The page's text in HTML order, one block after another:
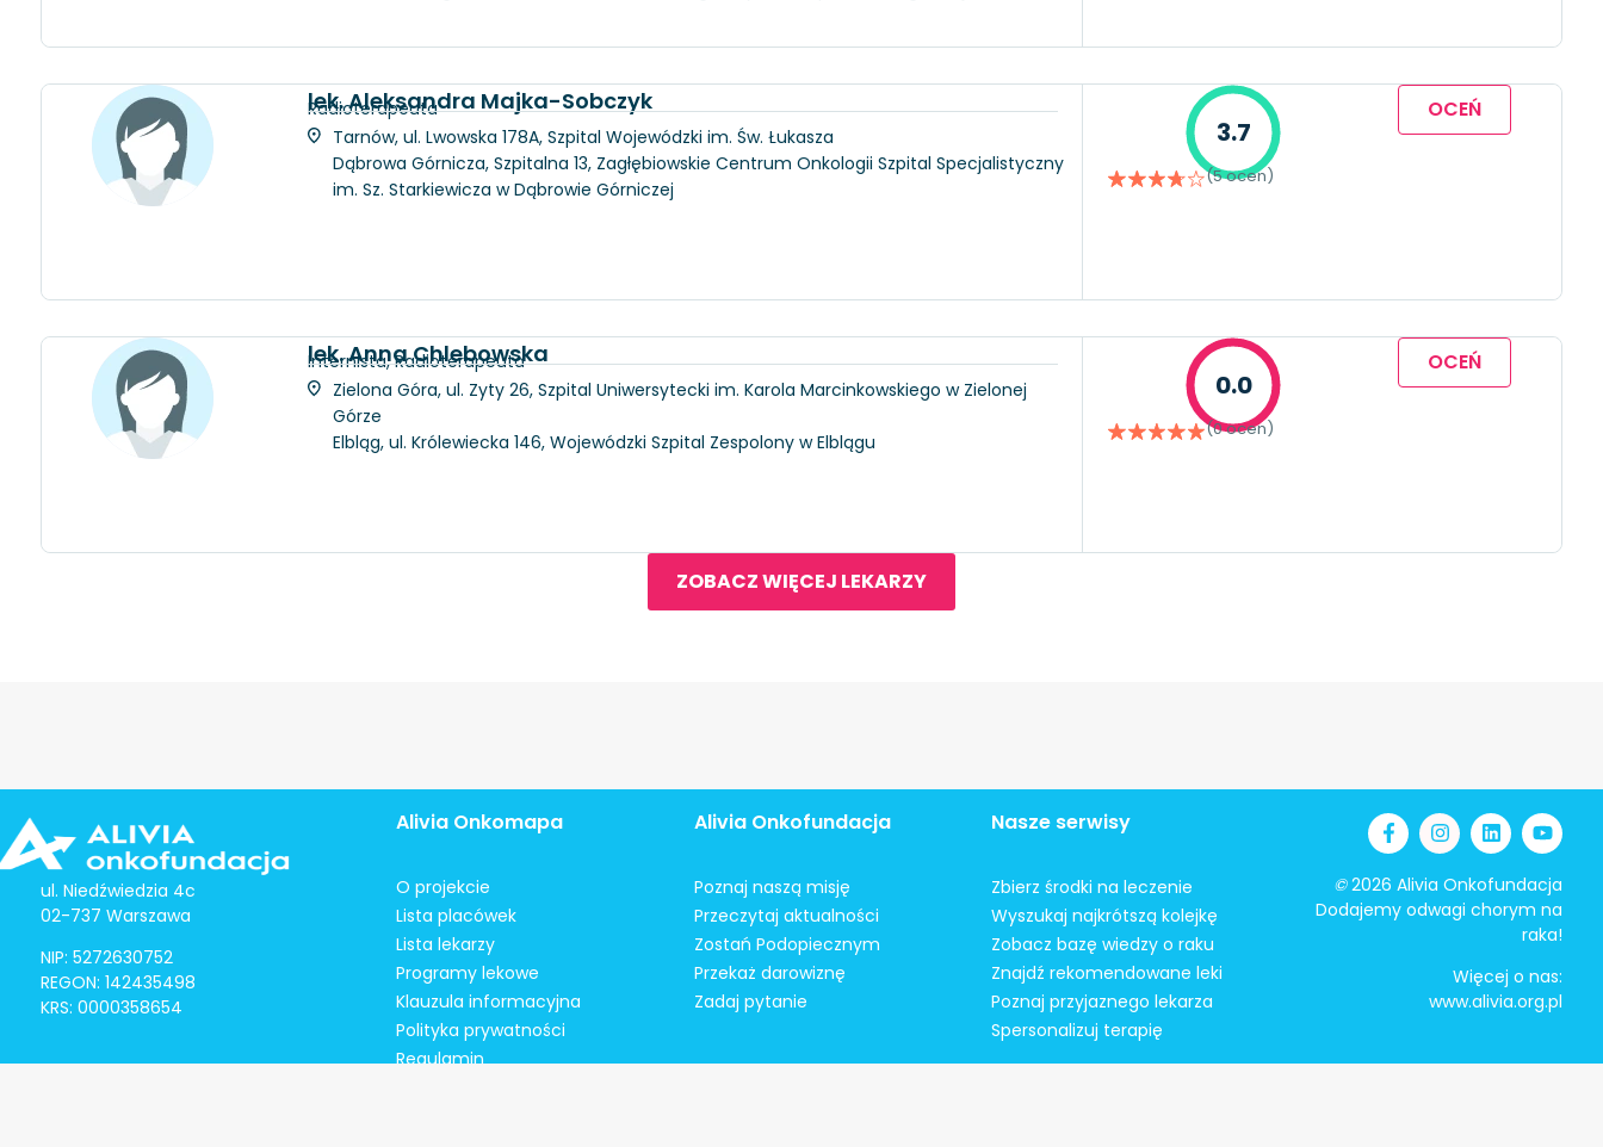
lek. Aleksandra Majka-Sobczyk
Radioterapeuta
Tarnów, ul. Lwowska 178A, Szpital Wojewódzki im. Św. Łukasza
Dąbrowa Górnicza, Szpitalna 13, Zagłębiowskie Centrum Onkologii Szpital Specjalistyczny
im. Sz. Starkiewicza w Dąbrowie Górniczej
3.7
(5 ocen)
OCEŃ
lek. Anna Chlebowska
Internista, Radioterapeuta
Zielona Góra, ul. Zyty 26, Szpital Uniwersytecki im. Karola Marcinkowskiego w Zielonej
Górze
Elbląg, ul. Królewiecka 146, Wojewódzki Szpital Zespolony w Elblągu
0.0
(0 ocen)
OCEŃ
ZOBACZ WIĘCEJ LEKARZY
ul. Niedźwiedzia 4c
02-737 Warszawa
NIP: 5272630752
REGON: 142435498
KRS: 0000358654
Alivia Onkomapa
O projekcie
Lista placówek
Lista lekarzy
Programy lekowe
Klauzula informacyjna
Polityka prywatności
Regulamin
Alivia Onkofundacja
Poznaj naszą misję
Przeczytaj aktualności
Zostań Podopiecznym
Przekaż darowiznę
Zadaj pytanie
Nasze serwisy
Zbierz środki na leczenie
Wyszukaj najkrótszą kolejkę
Zobacz bazę wiedzy o raku
Znajdź rekomendowane leki
Poznaj przyjaznego lekarza
Spersonalizuj terapię
©2026 Alivia Onkofundacja
Dodajemy odwagi chorym na
raka!
Więcej o nas:
www.alivia.org.pl